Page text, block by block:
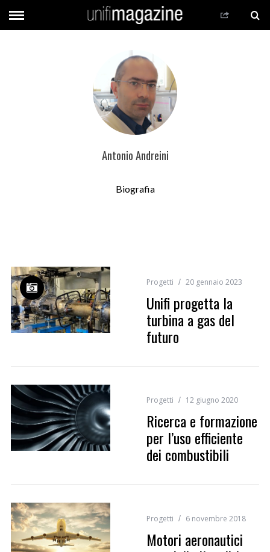
Antonio Andreini
Biografia
Progetti 20 gennaio 2023
Unifi progetta la
turbina a gas del
futuro
Progetti 12 giugno 2020
Ricerca e formazione
per l’uso efficiente
dei combustibili
Progetti 6 novembre 2018
Motori aeronautici